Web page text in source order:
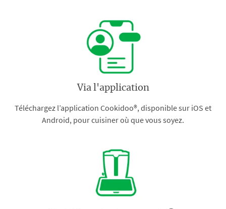
Via l'application
Téléchargez l’application Cookidoo®, disponible sur iOS et
Android, pour cuisiner où que vous soyez.